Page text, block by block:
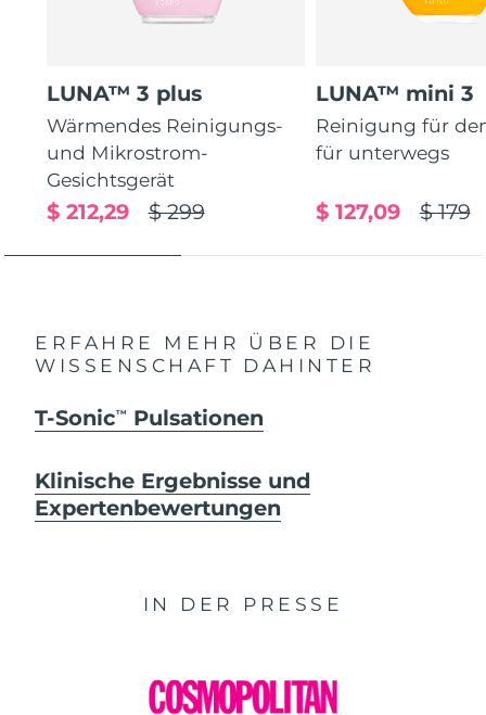
LUNA™ 3 plus
Wärmendes Reinigungs-
und Mikrostrom-
Gesichtsgerät
$ 299
$ 212,29
LUNA™ mini 3
Reinigung für
für unterwegs
$ 179
$ 127,09
ERFAHRE MEHR ÜBER DIE
WISSENSCHAFT DAHINTER
T-SonicTM Pulsationen
Klinische Ergebnisse und
Expertenbewertungen
IN DER PRESSE